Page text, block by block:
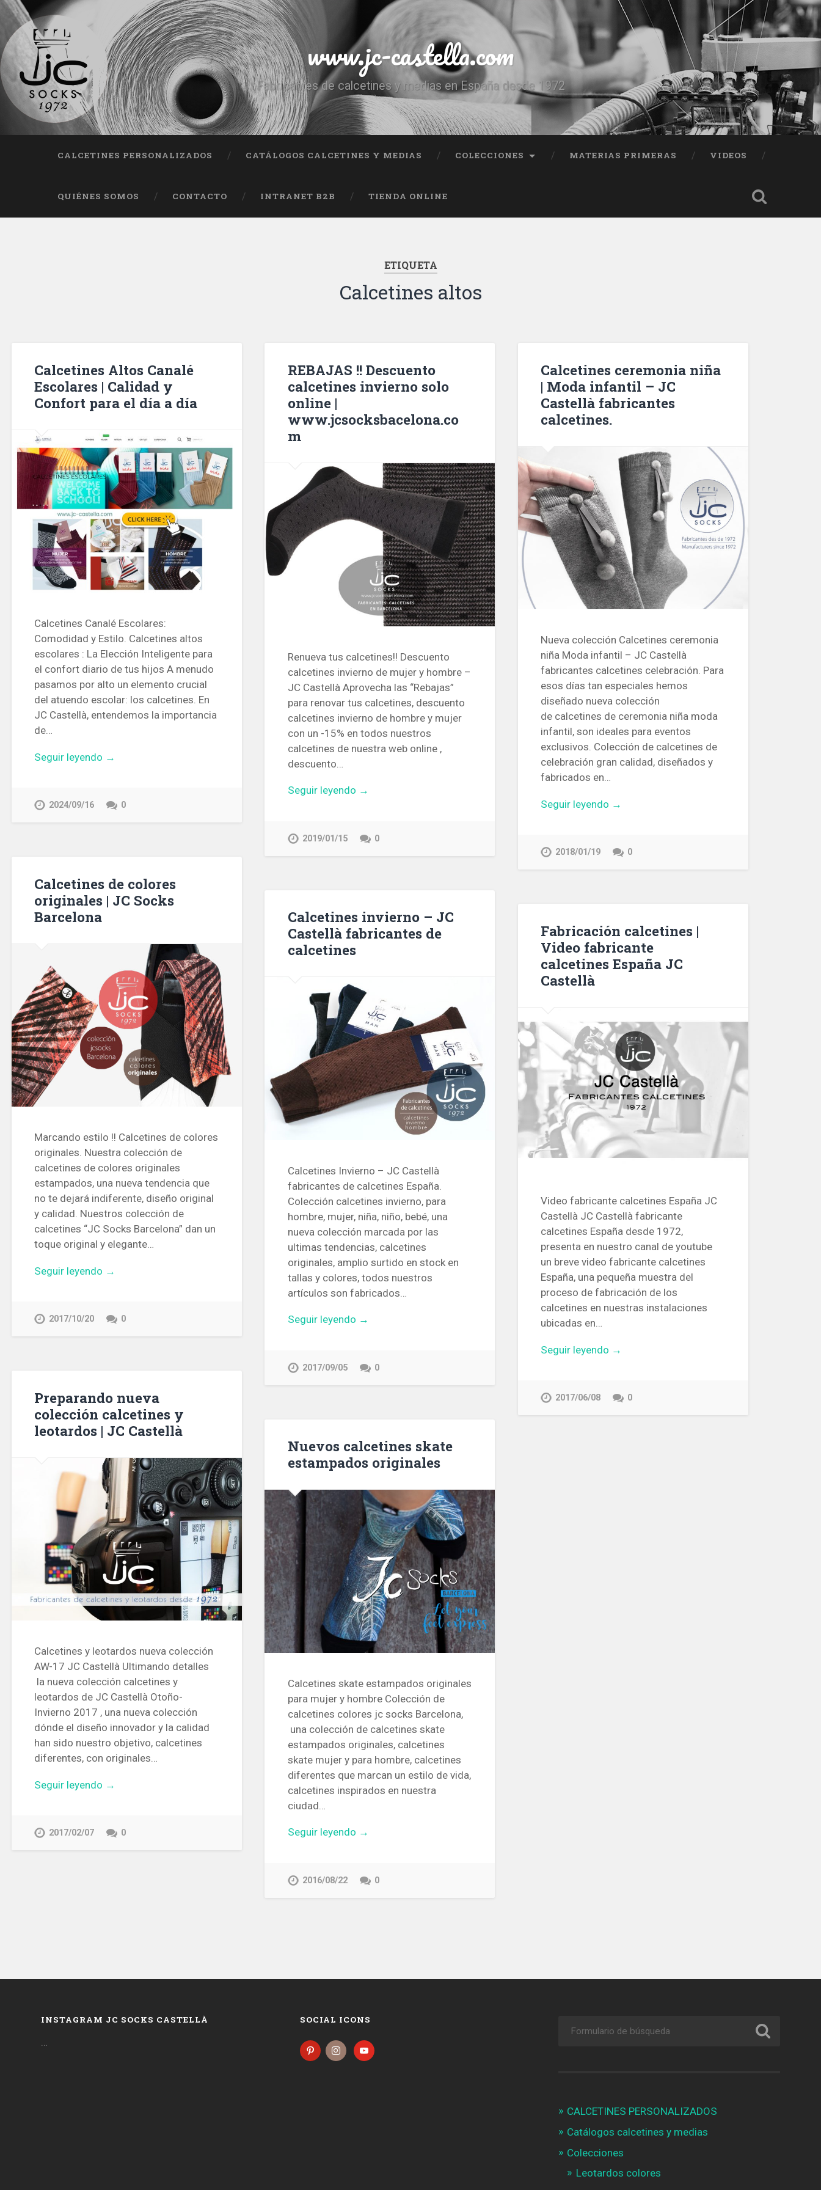
www.jc-castella.com
Fabricantes de calcetines y medias en España desde 1972
CALCETINES PERSONALIZADOS CATÁLOGOS CALCETINES Y MEDIAS COLECCIONES MATERIAS PRIMERAS VIDEOS
QUIÉNES SOMOS CONTACTO INTRANET B2B TIENDA ONLINE
ETIQUETA
Calcetines altos
Calcetines Altos Canalé
Escolares | Calidad y
Confort para el día a día
Calcetines Canalé Escolares:
Comodidad y Estilo. Calcetines altos
escolares : La Elección Inteligente para
el confort diario de tus hijos A menudo
pasamos por alto un elemento crucial
del atuendo escolar: los calcetines. En
JC Castellà, entendemos la importancia
de…
Seguir leyendo →
2024/09/16 0
REBAJAS !! Descuento
calcetines invierno solo
online |
www.jcsocksbacelona.co
m
Renueva tus calcetines!! Descuento
calcetines invierno de mujer y hombre –
JC Castellà Aprovecha las “Rebajas”
para renovar tus calcetines, descuento
calcetines invierno de hombre y mujer
con un -15% en todos nuestros
calcetines de nuestra web online ,
descuento…
Seguir leyendo →
2019/01/15 0
Calcetines ceremonia niña
| Moda infantil – JC
Castellà fabricantes
calcetines.
Nueva colección Calcetines ceremonia
niña Moda infantil – JC Castellà
fabricantes calcetines celebración. Para
esos días tan especiales hemos
diseñado nueva colección
de calcetines de ceremonia niña moda
infantil, son ideales para eventos
exclusivos. Colección de calcetines de
celebración gran calidad, diseñados y
fabricados en…
Seguir leyendo →
2018/01/19 0
Calcetines de colores
originales | JC Socks
Barcelona
Marcando estilo !! Calcetines de colores
originales. Nuestra colección de
calcetines de colores originales
estampados, una nueva tendencia que
no te dejará indiferente, diseño original
y calidad. Nuestros colección de
calcetines “JC Socks Barcelona” dan un
toque original y elegante…
Seguir leyendo →
2017/10/20 0
Calcetines invierno – JC
Castellà fabricantes de
calcetines
Calcetines Invierno – JC Castellà
fabricantes de calcetines España.
Colección calcetines invierno, para
hombre, mujer, niña, niño, bebé, una
nueva colección marcada por las
ultimas tendencias, calcetines
originales, amplio surtido en stock en
tallas y colores, todos nuestros
artículos son fabricados…
Seguir leyendo →
2017/09/05 0
Fabricación calcetines |
Video fabricante
calcetines España JC
Castellà
Video fabricante calcetines España JC
Castellà JC Castellà fabricante
calcetines España desde 1972,
presenta en nuestro canal de youtube
un breve video fabricante calcetines
España, una pequeña muestra del
proceso de fabricación de los
calcetines en nuestras instalaciones
ubicadas en…
Seguir leyendo →
2017/06/08 0
Preparando nueva
colección calcetines y
leotardos | JC Castellà
Calcetines y leotardos nueva colección
AW-17 JC Castellà Ultimando detalles
la nueva colección calcetines y
leotardos de JC Castellà Otoño-
Invierno 2017 , una nueva colección
dónde el diseño innovador y la calidad
han sido nuestro objetivo, calcetines
diferentes, con originales…
Seguir leyendo →
2017/02/07 0
Nuevos calcetines skate
estampados originales
Calcetines skate estampados originales
para mujer y hombre Colección de
calcetines colores jc socks Barcelona,
una colección de calcetines skate
estampados originales, calcetines
skate mujer y para hombre, calcetines
diferentes que marcan un estilo de vida,
calcetines inspirados en nuestra
ciudad…
Seguir leyendo →
2016/08/22 0
INSTAGRAM JC SOCKS CASTELLÀ
…
SOCIAL ICONS
CALCETINES PERSONALIZADOS
Catálogos calcetines y medias
Colecciones
Leotardos colores